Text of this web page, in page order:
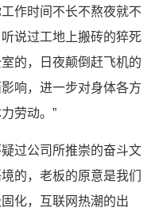
作时间不长不熬夜就不
说过工地上搬砖的猝死
的，日夜颠倒赶飞机的
响，进一步对身体各方
劳动。”
过公司所推崇的奋斗文
的，老板的原意是我们
化，互联网热潮的出